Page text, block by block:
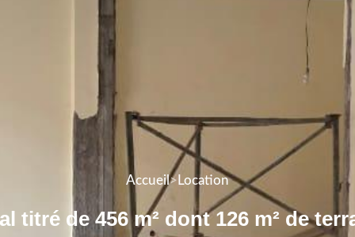
Accueil> Location
titré de 456 m² dont 126 m² de